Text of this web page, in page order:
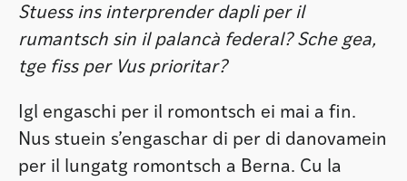
Stuess ins interprender dapli per il
rumantsch sin il palancà federal? Sche gea,
tge fiss per Vus prioritar?
Igl engaschi per il romontsch ei mai a fin.
Nus stuein s’engaschar di per di danovamein
per il lungatg romontsch a Berna. Cu la